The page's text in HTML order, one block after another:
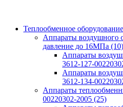
Теплообменное оборудование
Аппараты воздушного
давление до 16МПа (10)
Аппараты
3612-127-
Аппараты
3612-134-
Аппараты
00220302-2005 (25)